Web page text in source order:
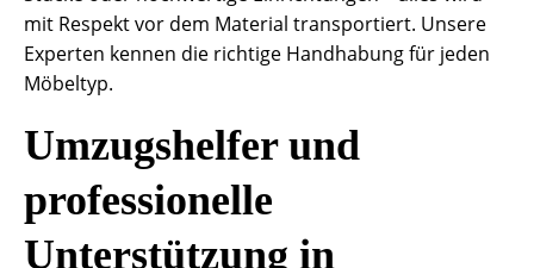
mit Respekt vor dem Material transportiert. Unsere
Experten kennen die richtige Handhabung für jeden
Möbeltyp.
Umzugshelfer und
professionelle
Unterstützung in